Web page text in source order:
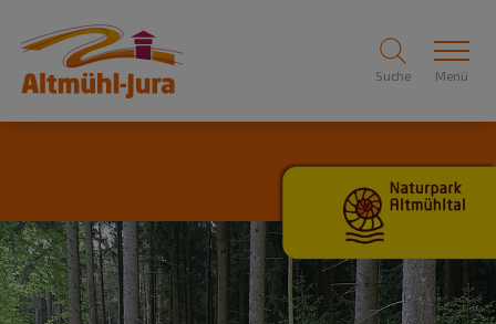
Suche Menü